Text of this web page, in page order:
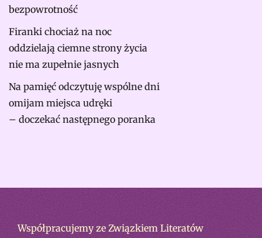
bezpowrotność
Firanki chociaż na noc
oddzielają ciemne strony życia
nie ma zupełnie jasnych
Na pamięć odczytuję wspólne dni
omijam miejsca udręki
– doczekać następnego poranka
Współpracujemy ze Związkiem Literatów